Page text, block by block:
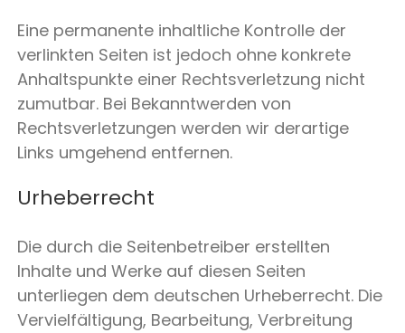
Eine permanente inhaltliche Kontrolle der
verlinkten Seiten ist jedoch ohne konkrete
Anhaltspunkte einer Rechtsverletzung nicht
zumutbar. Bei Bekanntwerden von
Rechtsverletzungen werden wir derartige
Links umgehend entfernen.
Urheberrecht
Die durch die Seitenbetreiber erstellten
Inhalte und Werke auf diesen Seiten
unterliegen dem deutschen Urheberrecht. Die
Vervielfältigung, Bearbeitung, Verbreitung